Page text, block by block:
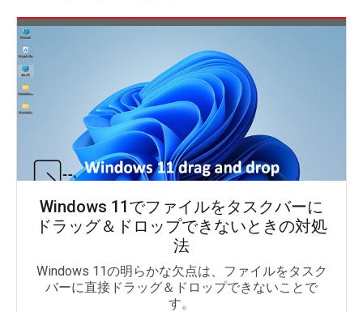
Windows 11でファイルをタスクバーに
ドラッグ＆ドロップできないときの対処
法
Windows 11の明らかな欠点は、ファイルをタスク
バーに直接ドラッグ＆ドロップできないことで
す。